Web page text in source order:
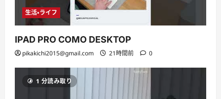
生活・ライフ
IPAD PRO COMO DESKTOP
pikakichi2015@gmail.com 21時間前 0
1 分読み取り